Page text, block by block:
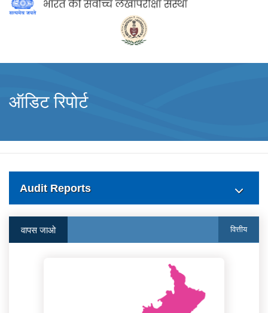
ऑडिट रिपोर्ट
Audit Reports
वापस जाओ वित्तीय